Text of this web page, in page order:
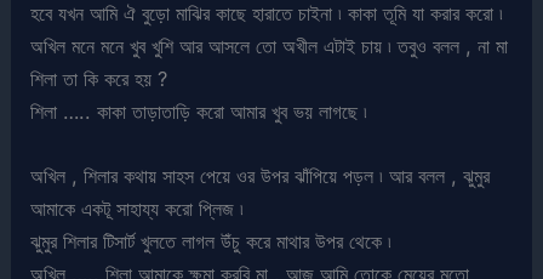
হবে যখন আমি ঐ বুড়ো মাঝির কাছে হারাতে চাইনা ৷ কাকা তূমি যা করার করো ৷
অখিল মনে মনে খুব খুশি আর আসলে তো অখীল এটাই চায় ৷ তবুও বলল , না মা
শিলা তা কি করে হয় ?
শিলা ….. কাকা তাড়াতাড়ি করো আমার খুব ভয় লাগছে ৷
অখিল , শিলার কথায় সাহস পেয়ে ওর উপর ঝাঁপিয়ে পড়ল ৷ আর বলল , ঝুমুর
আমাকে একটূ সাহায্য করো প্লিজ ৷
ঝুমুর শিলার টিসার্ট খুলতে লাগল উঁচু করে মাথার উপর থেকে ৷